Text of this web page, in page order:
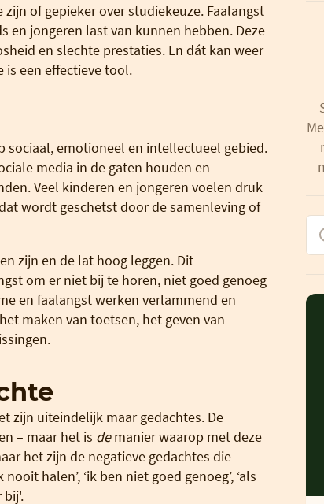
of gepieker over studiekeuze. Faalangst
en jongeren last van kunnen hebben. Deze
en slechte prestaties. En dát kan weer
een effectieve tool.
sociaal, emotioneel en intellectueel gebied.
media in de gaten houden en
Veel kinderen en jongeren voelen druk
wordt geschetst door de samenleving of
zijn en de lat hoog leggen. Dit
om er niet bij te horen, niet goed genoeg
en faalangst werken verlammend en
maken van toetsen, het geven van
zijn uiteindelijk maar gedachtes. De
– maar het is demanier waarop met deze
het zijn de negatieve gedachtes die
halen’, ‘ik ben niet goed genoeg’, ‘als
bij'.